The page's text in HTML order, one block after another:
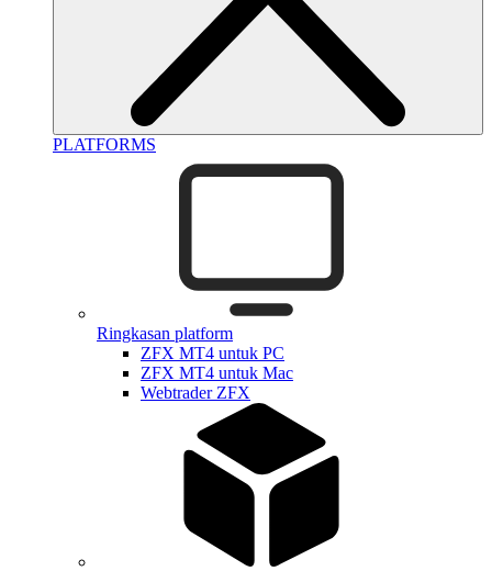
PLATFORMS
Ringkasan platform
ZFX MT4 untuk PC
ZFX MT4 untuk Mac
Webtrader ZFX